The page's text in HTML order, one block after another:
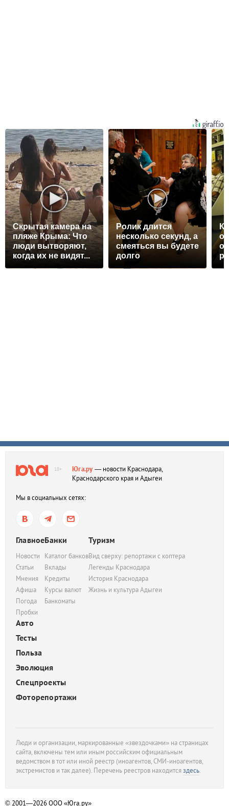
Скрытая камера на
пляже Крыма: Что
люди вытворяют,
когда их не видят...
Ролик длится
несколько секунд, а
смеяться вы будете
долго
18+ Юга.ру— новости Краснодара,
Краснодарского края и Адыгеи
Мы в социальных сетях:
Главное
Новости
Статьи
Мнения
Афиша
Погода
Пробки
Банки
Каталог банков
Вклады
Кредиты
Курсы валют
Банкоматы
Туризм
Вид сверху: репортажи с коптера
Легенды Краснодара
История Краснодара
Жизнь и культура Адыгеи
Авто
Тесты
Польза
Эволюция
Спецпроекты
Фоторепортажи
Люди и организации, маркированные «звездочками» на страницах
сайта, включены тем или иным российским официальным
ведомством в тот или иной реестр (иноагентов, СМИ-иноагентов,
экстремистов и так далее). Перечень реестров находитсяздесь.
© 2001—2026ООО «Юга.ру»